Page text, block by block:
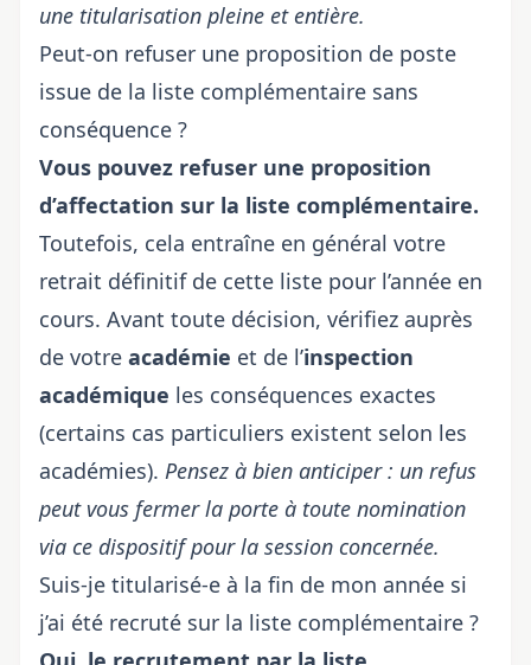
une titularisation pleine et entière.
Peut-on refuser une proposition de poste
issue de la liste complémentaire sans
conséquence ?
Vous pouvez refuser une proposition
d’affectation sur la liste complémentaire.
Toutefois, cela entraîne en général votre
retrait définitif de cette liste pour l’année en
cours. Avant toute décision, vérifiez auprès
de votre académie et de l’inspection
académique les conséquences exactes
(certains cas particuliers existent selon les
académies). Pensez à bien anticiper : un refus
peut vous fermer la porte à toute nomination
via ce dispositif pour la session concernée.
Suis-je titularisé-e à la fin de mon année si
j’ai été recruté sur la liste complémentaire ?